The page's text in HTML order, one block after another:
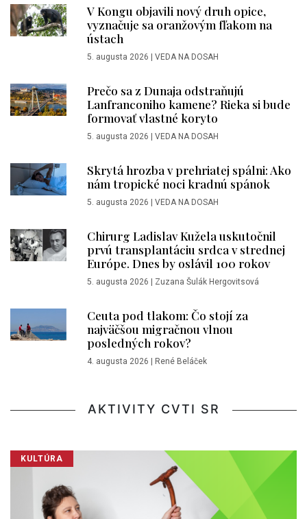
V Kongu objavili nový druh opice,
vyznačuje sa oranžovým fľakom na
ústach
5. augusta 2026 VEDA NA DOSAH
Prečo sa z Dunaja odstraňujú
Lanfranconiho kamene? Rieka si bude
formovať vlastné koryto
5. augusta 2026 VEDA NA DOSAH
Skrytá hrozba v prehriatej spálni: Ako
nám tropické noci kradnú spánok
5. augusta 2026 VEDA NA DOSAH
Chirurg Ladislav Kužela uskutočnil
prvú transplantáciu srdca v strednej
Európe. Dnes by oslávil 100 rokov
5. augusta 2026 Zuzana Šulák Hergovitsová
Ceuta pod tlakom: Čo stojí za
najväčšou migračnou vlnou
posledných rokov?
4. augusta 2026 René Beláček
AKTIVITY CVTI SR
KULTÚRA